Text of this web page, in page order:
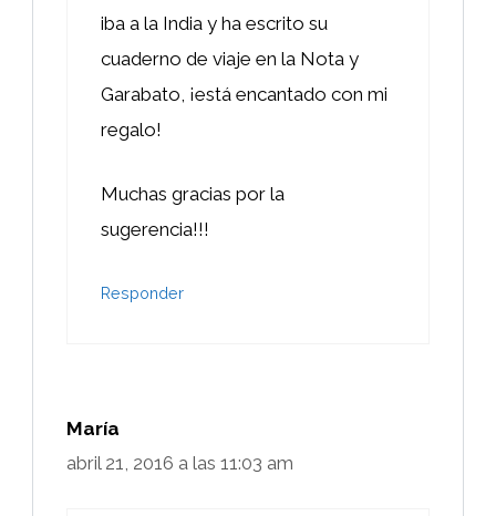
iba a la India y ha escrito su
cuaderno de viaje en la Nota y
Garabato, ¡está encantado con mi
regalo!
Muchas gracias por la
sugerencia!!!
Responder
María
abril 21, 2016 a las 11:03 am